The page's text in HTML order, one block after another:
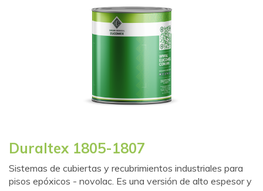
Duraltex 1805-1807
Sistemas de cubiertas y recubrimientos industriales para
pisos epóxicos - novolac. Es una versión de alto espesor y